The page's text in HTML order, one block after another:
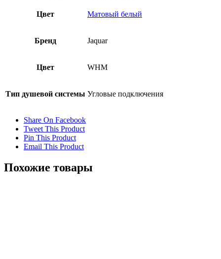
Цвет Матовый белый
Бренд Jaquar
Цвет WHM
Тип душевой системы Угловые подключения
Share On Facebook
Tweet This Product
Pin This Product
Email This Product
Похожие товары